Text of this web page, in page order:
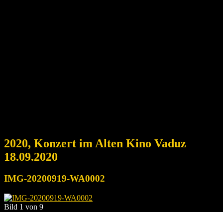
2020, Konzert im Alten Kino Vaduz
18.09.2020
IMG-20200919-WA0002
Bild 1 von 9